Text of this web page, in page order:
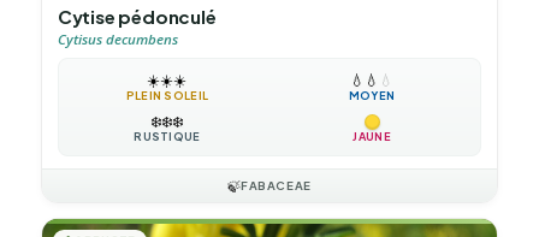
Cytise pédonculé
Cytisus decumbens
☀️☀️☀️
PLEIN SOLEIL
💧 💧 💧
MOYEN
❄️❄️❄️
RUSTIQUE JAUNE
🍃FABACEAE